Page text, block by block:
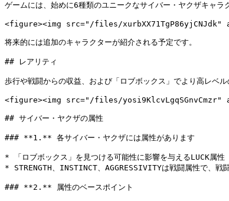
ゲームには、始めに6種類のユニークなサイバー・ヤクザキャ
<figure><img src="/files/
将来的には追加のキャラクターが紹介される予定です。
## レアリティ
歩行や戦闘からの収益、および「ロブボックス」でより高レベ
<figure><img src="/files/
## サイバー・ヤクザの属性
### **1.** 各サイバー・ヤクザには属性があります
* 「ロブボックス」を見つける可能性に影響を与えるLUCK属性
* STRENGTH、INSTINCT、AGGRESSIVITYは戦闘属性で、戦
### **2.** 属性のベースポイント